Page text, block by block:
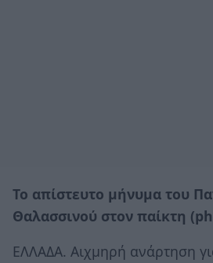
Το απίστευτο μήνυμα του
Θαλασσινού στον παίκτη
ΕΛΛΑΔΑ. Αιχμηρή ανάρτηση